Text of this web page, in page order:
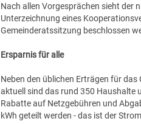
Nach allen Vorgesprächen sieht der
Unterzeichnung eines
Gemeinderatssitzung beschlossen
Ersparnis für alle
Neben den üblichen Erträgen für
aktuell sind das rund 350 Haushalte
Rabatte auf Netzgebühren und
kWh geteilt werden - das ist der